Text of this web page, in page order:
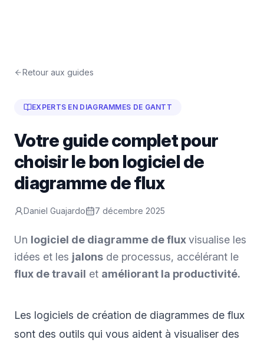
Retour aux guides
EXPERTS EN DIAGRAMMES DE GANTT
Votre guide complet pour
choisir le bon logiciel de
diagramme de flux
Daniel Guajardo 7 décembre 2025
Un logiciel de diagramme de fluxvisualise les
idées et les jalons de processus, accélérant le
flux de travail et améliorant la productivité.
Les logiciels de création de diagrammes de flux
sont des outils qui vous aident à visualiser des